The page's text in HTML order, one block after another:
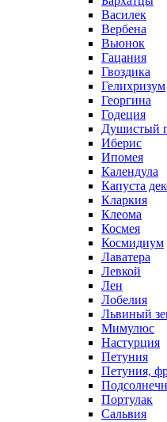
Василек
Вербена
Вьюнок
Гацания
Гвоздика
Гелихризум
Георгина
Годеция
Душистый
Иберис
Ипомея
Календула
Капуста
Кларкия
Клеома
Космея
Космидиум
Лаватера
Левкой
Лен
Лобелия
Львиный
Мимулюс
Настурция
Петуния
Петуния,
Портулак
Сальвия